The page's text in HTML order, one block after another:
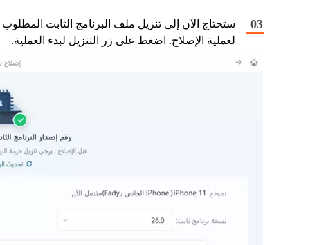
ستحتاج الآن إلى تنزيل ملف البرنامج الثابت المطلوب
لعملية الإصلاح. اضغط على زر التنزيل لبدء العملية.